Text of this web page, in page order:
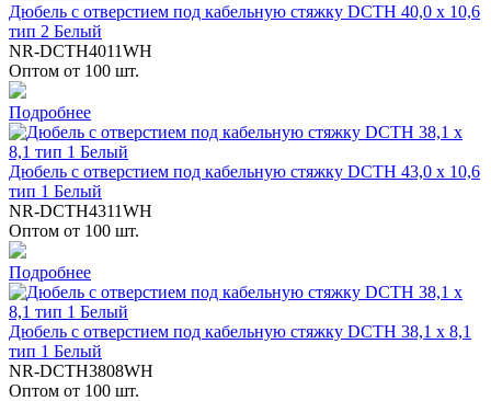
Дюбель с отверстием под кабельную стяжку DCTH 40,0 x 10,6
тип 2 Белый
NR-DCTH4011WH
Оптом от 100 шт.
Подробнее
Дюбель с отверстием под кабельную стяжку DCTH 43,0 x 10,6
тип 1 Белый
NR-DCTH4311WH
Оптом от 100 шт.
Подробнее
Дюбель с отверстием под кабельную стяжку DCTH 38,1 x 8,1
тип 1 Белый
NR-DCTH3808WH
Оптом от 100 шт.